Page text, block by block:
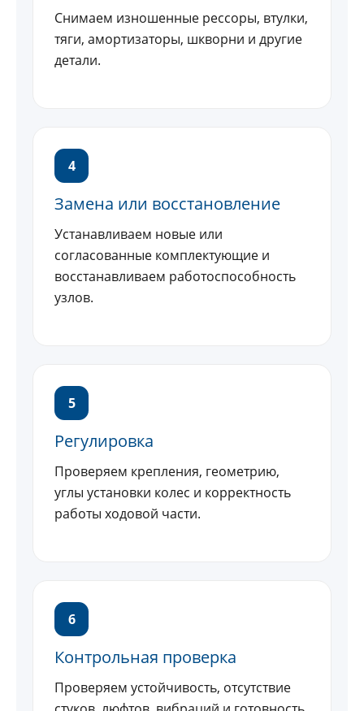
Снимаем изношенные рессоры, втулки,
тяги, амортизаторы, шкворни и другие
детали.
4
Замена или восстановление
Устанавливаем новые или
согласованные комплектующие и
восстанавливаем работоспособность
узлов.
5
Регулировка
Проверяем крепления, геометрию,
углы установки колес и корректность
работы ходовой части.
6
Контрольная проверка
Проверяем устойчивость, отсутствие